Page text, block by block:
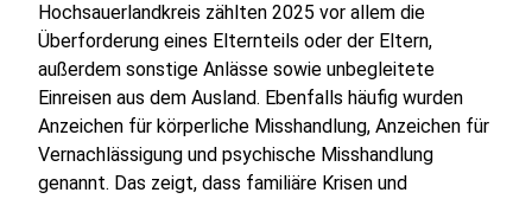
Hochsauerlandkreis zählten 2025 vor allem die
Überforderung eines Elternteils oder der Eltern,
außerdem sonstige Anlässe sowie unbegleitete
Einreisen aus dem Ausland. Ebenfalls häufig wurden
Anzeichen für körperliche Misshandlung, Anzeichen für
Vernachlässigung und psychische Misshandlung
genannt. Das zeigt, dass familiäre Krisen und